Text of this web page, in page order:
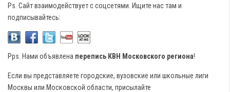
Ps. Сайт взаимодействует с соцсетями. Ищите нас там и
подписывайтесь:
Pps. Нами объявлена перепись КВН Московского региона!
Если вы представляете городские, вузовские или школьные лиги
Москвы или Московской области, присылайте